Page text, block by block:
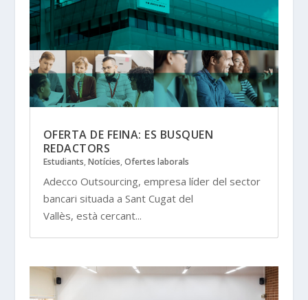
OFERTA DE FEINA: ES BUSQUEN
REDACTORS
Estudiants, Notícies, Ofertes laborals
Adecco Outsourcing, empresa líder del sector
bancari situada a Sant Cugat del
Vallès, està cercant...